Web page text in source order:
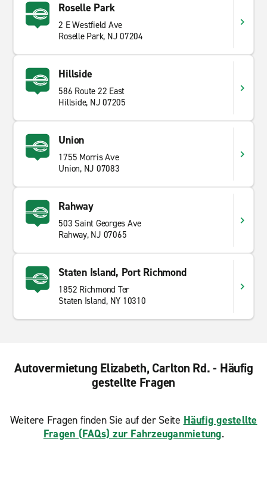
Roselle Park
2 E Westfield Ave
Roselle Park, NJ 07204
Hillside
586 Route 22 East
Hillside, NJ 07205
Union
1755 Morris Ave
Union, NJ 07083
Rahway
503 Saint Georges Ave
Rahway, NJ 07065
Staten Island, Port Richmond
1852 Richmond Ter
Staten Island, NY 10310
Autovermietung Elizabeth, Carlton Rd. - Häufig
gestellte Fragen
Weitere Fragen finden Sie auf der Seite Häufig gestellte
Fragen (FAQs) zur Fahrzeuganmietung.